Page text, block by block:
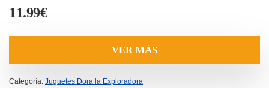
11.99€
VER MÁS
Categoría: Juguetes Dora la Exploradora